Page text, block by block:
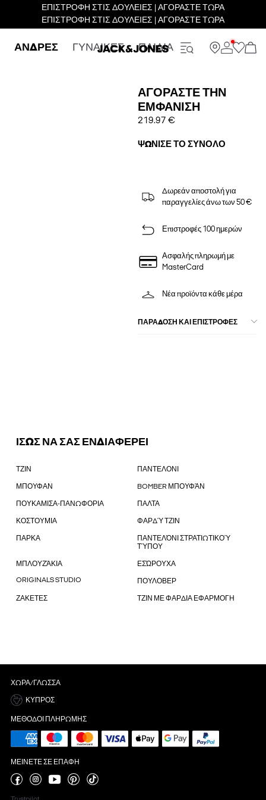
ΕΠΙΣΤΡΟΦΗ ΣΤΙΣ ΔΟΥΛΕΙΕΣ | ΑΓΟΡΑΣΤΕ ΤΩΡΑ
ΕΠΙΣΤΡΟΦΗ ΣΤΙΣ ΔΟΥΛΕΙΕΣ | ΑΓΟΡΑΣΤΕ ΤΩΡΑ
ΑΝΔΡΕΣ ΓΥΝΑΙΚΕΣ ΠΑΙΔΙΑ
ΑΓΟΡΆΣΤΕ ΤΗΝ
ΕΜΦΆΝΙΣΗ
219.97 €
ΨΏΝΙΣΕ ΤΟ ΣΎΝΟΛΟ
Δωρεάν αποστολή για
παραγγελίες άνω των 50 €
Επιστροφές 100 ημερών
Ασφαλής πληρωμή με
MasterCard
Νέα προϊόντα κάθε μέρα
ΠΑΡΑΔΟΣΗ ΚΑΙ ΕΠΙΣΤΡΟΦΕΣ
ΙΣΩΣ ΝΑ ΣΑΣ ΕΝΔΙΑΦΕΡΕΙ
ΤΖΙΝ ΠΑΝΤΕΛΟΝΙ
ΜΠΟΥΦΑΝ BOMBER ΜΠΟΥΦΆΝ
ΠΟΥΚΑΜΙΣΑ-ΠΑΝΩΦΟΡΙΑ ΠΑΛΤΑ
ΚΟΣΤΟΥΜΙΑ ΦΑΡΔΎ ΤΖΙΝ
ΠΑΡΚΑ
ΠΑΝΤΕΛΌΝΙ ΣΤΡΑΤΙΩΤΙΚΟΎ
ΤΎΠΟΥ
ΜΠΛΟΥΖΆΚΙΑ ΕΣΏΡΟΥΧΑ
ORIGINALS STUDIO ΠΟΥΛΟΒΕΡ
ΖΑΚΕΤΕΣ ΤΖΙΝ ΜΕ ΦΑΡΔΙΑ ΕΦΑΡΜΟΓΗ
ΧΏΡΑ/ΓΛΏΣΣΑ
ΚΎΠΡΟΣ
ΜΈΘΟΔΟΙ ΠΛΗΡΩΜΉΣ
ΜΕΊΝΕΤΕ ΣΕ ΕΠΑΦΉ